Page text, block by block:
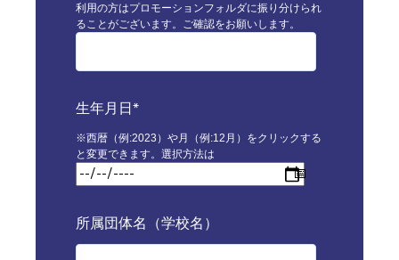
利用の方はプロモーションフォルダに振り分けられ
ることがございます。ご確認をお願いします。
生年月日*
※西暦（例:2023）や月（例:12月）をクリックする
と変更できます。選択方法は
所属団体名（学校名）